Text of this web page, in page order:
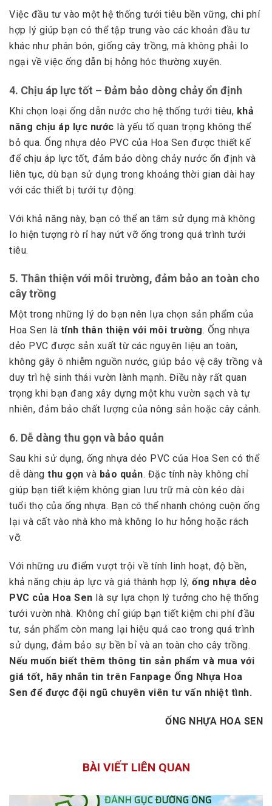
Việc đầu tư vào một hệ thống tưới tiêu bền vững, chi phí
hợp lý giúp bạn có thể tập trung vào các khoản đầu tư
khác như phân bón, giống cây trồng, mà không phải lo
ngại về việc ống dẫn bị hỏng hóc thường xuyên.
4. Chịu áp lực tốt – Đảm bảo dòng chảy ổn định
Khi chọn loại ống dẫn nước cho hệ thống tưới tiêu, khả
năng chịu áp lực nước là yếu tố quan trọng không thể
bỏ qua. Ống nhựa dẻo PVC của Hoa Sen được thiết kế
để chịu áp lực tốt, đảm bảo dòng chảy nước ổn định và
liên tục, dù bạn sử dụng trong khoảng thời gian dài hay
với các thiết bị tưới tự động.
Với khả năng này, bạn có thể an tâm sử dụng mà không
lo hiện tượng rò rỉ hay nứt vỡ ống trong quá trình tưới
tiêu.
5. Thân thiện với môi trường, đảm bảo an toàn cho
cây trồng
Một trong những lý do bạn nên lựa chọn sản phẩm của
Hoa Sen là tính thân thiện với môi trường. Ống nhựa
dẻo PVC được sản xuất từ các nguyên liệu an toàn,
không gây ô nhiễm nguồn nước, giúp bảo vệ cây trồng và
duy trì hệ sinh thái vườn lành mạnh. Điều này rất quan
trọng khi bạn đang xây dựng một khu vườn sạch và tự
nhiên, đảm bảo chất lượng của nông sản hoặc cây cảnh.
6. Dễ dàng thu gọn và bảo quản
Sau khi sử dụng, ống nhựa dẻo PVC của Hoa Sen có thể
dễ dàng thu gọn và bảo quản. Đặc tính này không chỉ
giúp bạn tiết kiệm không gian lưu trữ mà còn kéo dài
tuổi thọ của ống nhựa. Bạn có thể nhanh chóng cuộn ống
lại và cất vào nhà kho mà không lo hư hỏng hoặc rách
vỡ.
Với những ưu điểm vượt trội về tính linh hoạt, độ bền,
khả năng chịu áp lực và giá thành hợp lý, ống nhựa dẻo
PVC của Hoa Sen là sự lựa chọn lý tưởng cho hệ thống
tưới vườn nhà. Không chỉ giúp bạn tiết kiệm chi phí đầu
tư, sản phẩm còn mang lại hiệu quả cao trong quá trình
sử dụng, đảm bảo sự bền bỉ và an toàn cho cây trồng.
Nếu muốn biết thêm thông tin sản phẩm và mua với
giá tốt, hãy nhắn tin trên Fanpage Ống Nhựa Hoa
Sen để được đội ngũ chuyên viên tư vấn nhiệt tình.
ỐNG NHỰA HOA SEN
BÀI VIẾT LIÊN QUAN